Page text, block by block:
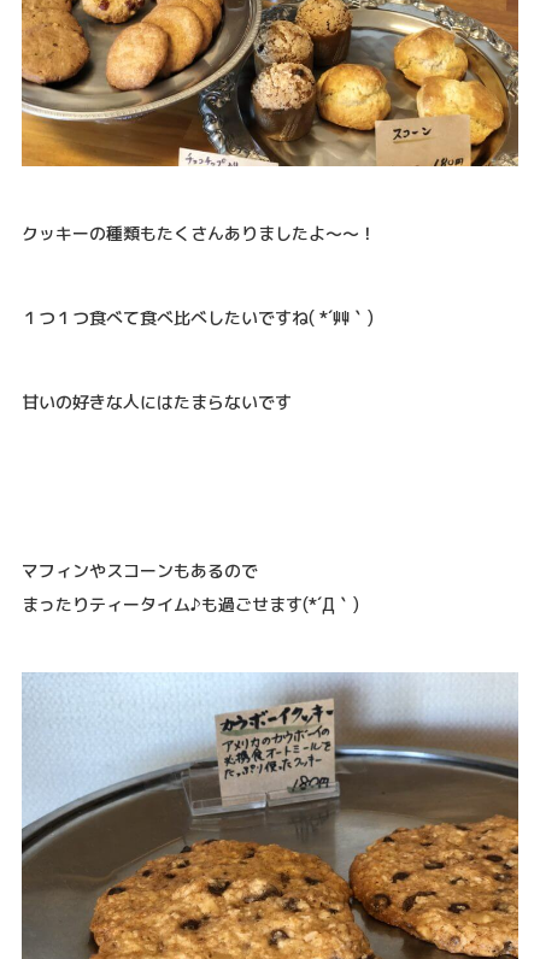
クッキーの種類もたくさんありましたよ～～！
１つ１つ食べて食べ比べしたいですね( *´艸｀)
甘いの好きな人にはたまらないです
マフィンやスコーンもあるので
まったりティータイム♪も過ごせます(*´Д｀)